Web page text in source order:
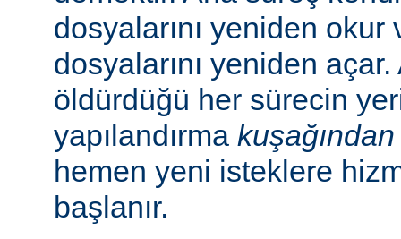
dosyalarını yeniden
dosyalarını yeniden
öldürdüğü her sürecin
yapılandırma kuşağından
hemen yeni isteklere
başlanır.